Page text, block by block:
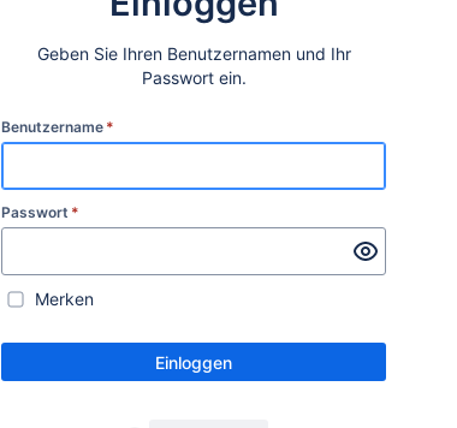
Geben Sie Ihren Benutzernamen und Ihr
Passwort ein.
Benutzername *
Passwort *
Merken
Einloggen